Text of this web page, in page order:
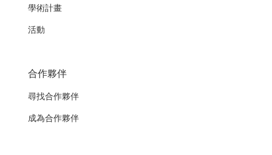
學術計畫
活動
合作夥伴
尋找合作夥伴
成為合作夥伴